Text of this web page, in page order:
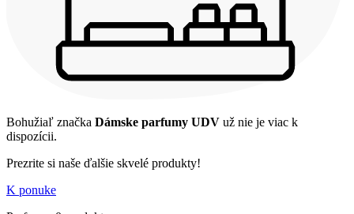
Bohužiaľ značka Dámske parfumy UDV už nie je viac k
dispozícii.
Prezrite si naše ďalšie skvelé produkty!
K ponuke